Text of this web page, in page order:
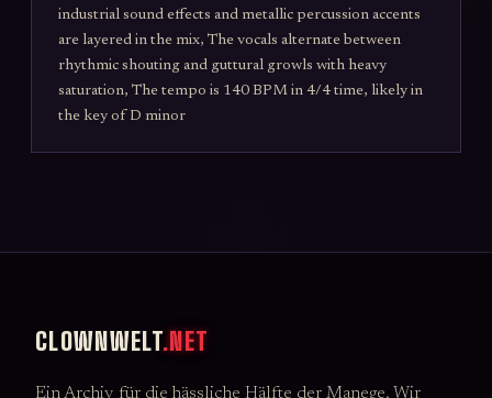
RECHNUNGS-WESEN!
Zerreiß den Hartz-IV-Empfänger!
RECHNUNGS-WESEN!
Fick seine letzte Hoffnung in rote Zahlen!
Es saugt die Regelleistung aus seinen
[Strophe 2 – noch ekelhafter und
Teppichboden
Schiebt ihm einen Vollstreckungsbescheid
industrial sound effects and metallic percussion accents
are layered in the mix, The vocals alternate between
rhythmic shouting and guttural growls with heavy
saturation, The tempo is 140 BPM in 4/4 time, likely in
the key of D minor
CLOWNWELT.NET
Ein Archiv für die hässliche Hälfte der Manege. Wir